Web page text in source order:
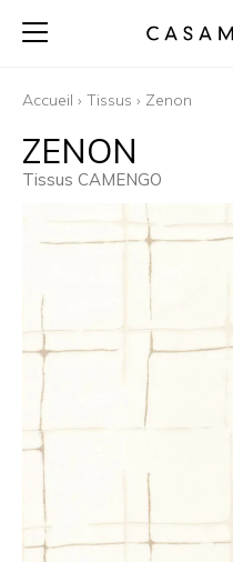
Accueil › Tissus › Zenon
ZENON
Tissus CAMENGO